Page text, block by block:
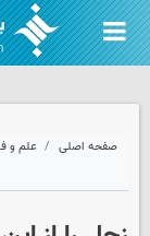
صفحه اصلی علم و